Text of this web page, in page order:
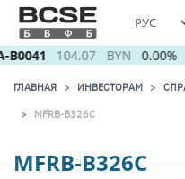
B0041 104.07 BYN 0.00%
ГЛАВНАЯ ИНВЕСТОРАМ
MFRB-B326C
MFRB-B326C